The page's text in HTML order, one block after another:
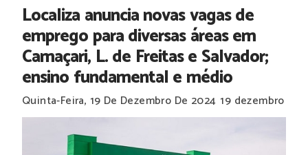
Localiza anuncia novas vagas de
emprego para diversas áreas em
Camaçari, L. de Freitas e Salvador;
ensino fundamental e médio
Quinta-Feira, 19 De Dezembro De 2024 19 dezembro